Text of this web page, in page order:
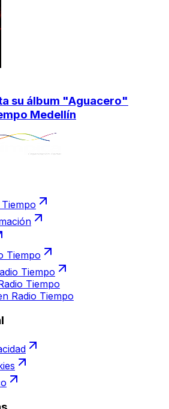
su álbum "Aguacero"
Medellín
Tiempo
Tiempo
Tiempo
Radio Tiempo